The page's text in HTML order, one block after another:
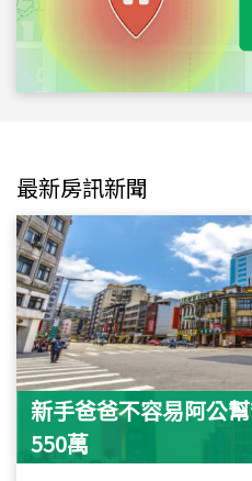
最新房訊新聞
新手爸爸不容易阿公
550萬